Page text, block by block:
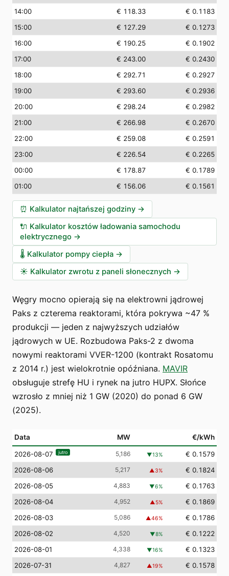
14:00
€ 118.33
€ 0.1183
15:00
€ 127.29
€ 0.1273
16:00
€ 190.25
€ 0.1902
17:00
€ 243.00
€ 0.2430
18:00
€ 292.71
€ 0.2927
19:00
€ 293.60
€ 0.2936
20:00
€ 298.24
€ 0.2982
21:00
€ 266.98
€ 0.2670
22:00
€ 259.08
€ 0.2591
23:00
€ 226.54
€ 0.2265
00:00
€ 178.87
€ 0.1789
01:00
€ 156.06 € 0.1561
⏰ Kalkulator najtańszej godziny →
🔌 Kalkulator kosztów ładowania samochodu
elektrycznego →
🌡️ Kalkulator pompy ciepła →
☀️ Kalkulator zwrotu z paneli słonecznych →
Węgry mocno opierają się na elektrowni jądrowej
Paks z czterema reaktorami, która pokrywa ~47 %
produkcji — jeden z najwyższych udziałów
jądrowych w UE. Rozbudowa Paks-2 z dwoma
nowymi reaktorami VVER-1200 (kontrakt Rosatomu
z 2014 r.) jest wielokrotnie opóźniana. MAVIR
obsługuje strefę HU i rynek na jutro HUPX. Słońce
wzrosło z mniej niż 1 GW (2020) do ponad 6 GW
(2025).
Data MW €/kWh
2026-08-07 jutro 5,186 ▼13%
€ 0.1579
2026-08-06
5,217 ▲3%
€ 0.1824
2026-08-05
4,883 ▼6%
€ 0.1763
2026-08-04
4,952 ▲5%
€ 0.1869
2026-08-03
5,086 ▲46%
€ 0.1786
2026-08-02
4,520 ▼8%
€ 0.1222
2026-08-01
4,338 ▼16%
€ 0.1323
2026-07-31
4,827 ▲19% € 0.1578